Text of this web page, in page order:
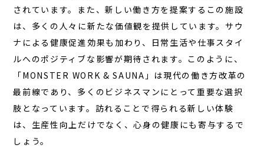
されています。また、新しい働き方を提案するこの施設
は、多くの人々に新たな価値観を提供 しています。サウ
ナによる健康促進効果も加わり、日常生活や仕事スタイ
ルへのポジティブな影響が期待されます。このように、
「MONSTER WORK & SAUNA」は現代の働き方改革の
最前線であり、多くのビジネスマンにとって重要な選択
肢となっています。訪れることで得られる新しい体験
は、生産性向上だけでなく、心身の健康にも寄与するで
しょう。